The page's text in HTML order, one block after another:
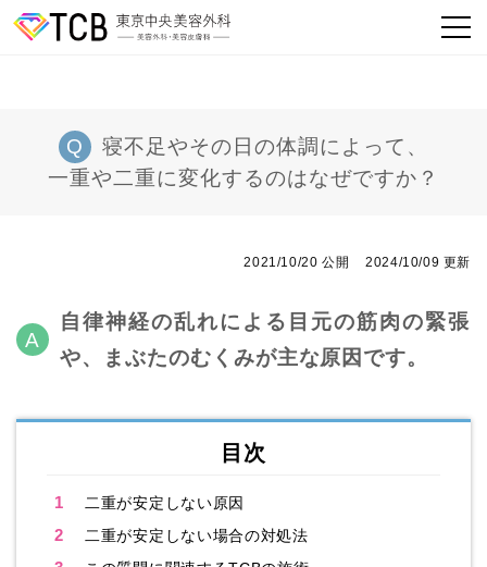
寝不足やその日の体調によって、
一重や二重に変化するのはなぜですか？
2021/10/20 公開 2024/10/09 更新
自律神経の乱れによる目元の筋肉の緊張
や、まぶたのむくみが主な原因です。
目次
1 二重が安定しない原因
2 二重が安定しない場合の対処法